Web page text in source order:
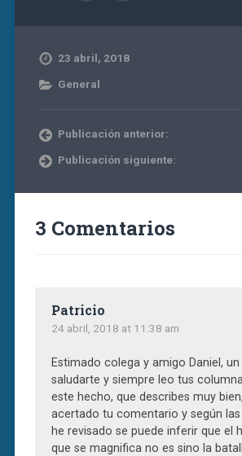
23 abril, 2018
General
Publicación anterior:
Publicación siguiente:
3 Comentarios
Patricio
24 abril, 2018 at 11:38 am
Estimado colega y amigo Daniel,
saludarte y siempre leo tus
este hecho, que describes muy
acertado tu comentario y según
he revisado se puede inferir que el
que se magnifica no es sino la